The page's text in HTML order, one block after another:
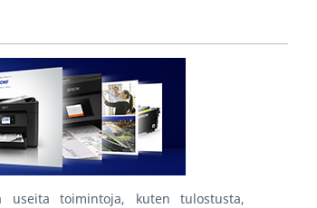
useita toimintoja, kuten tulostusta,